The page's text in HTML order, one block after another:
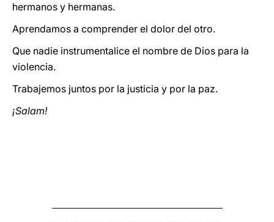
hermanos y hermanas.
Aprendamos a comprender el dolor del otro.
Que nadie instrumentalice el nombre de Dios para la
violencia.
Trabajemos juntos por la justicia y por la paz.
¡Salam!